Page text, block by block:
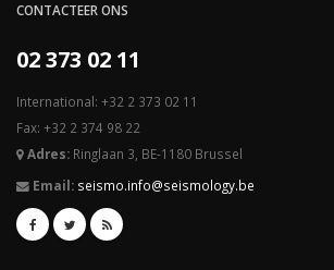
CONTACTEER ONS
02 373 02 11
International: +32 2 373 02 11
Fax: +32 2 374 98 22
Adres: Ringlaan 3, BE-1180 Brussel
Email: seismo.info@seismology.be